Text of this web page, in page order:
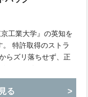
工業大学』の英知を
特許取得のストラ
らズリ落ちせず、正
ろさずにバッグの中
様になります。
る